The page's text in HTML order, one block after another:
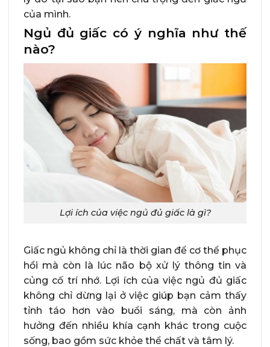
của mình.
Ngủ đủ giấc có ý nghĩa như thế
nào?
Lợi ích của việc ngủ đủ giấc là gì?
Giấc ngủ không chỉ là thời gian để cơ thể phục
hồi mà còn là lúc não bộ xử lý thông tin và
củng cố trí nhớ. Lợi ích của việc ngủ đủ giấc
không chỉ dừng lại ở việc giúp bạn cảm thấy
tỉnh táo hơn vào buổi sáng, mà còn ảnh
hưởng đến nhiều khía cạnh khác trong cuộc
sống, bao gồm sức khỏe thể chất và tâm lý.